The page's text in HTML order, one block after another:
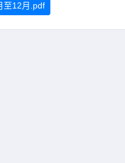
至12月.pdf